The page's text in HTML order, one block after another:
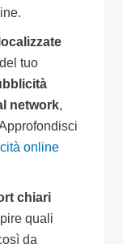
tuo
network,
online
chiari
quali
da